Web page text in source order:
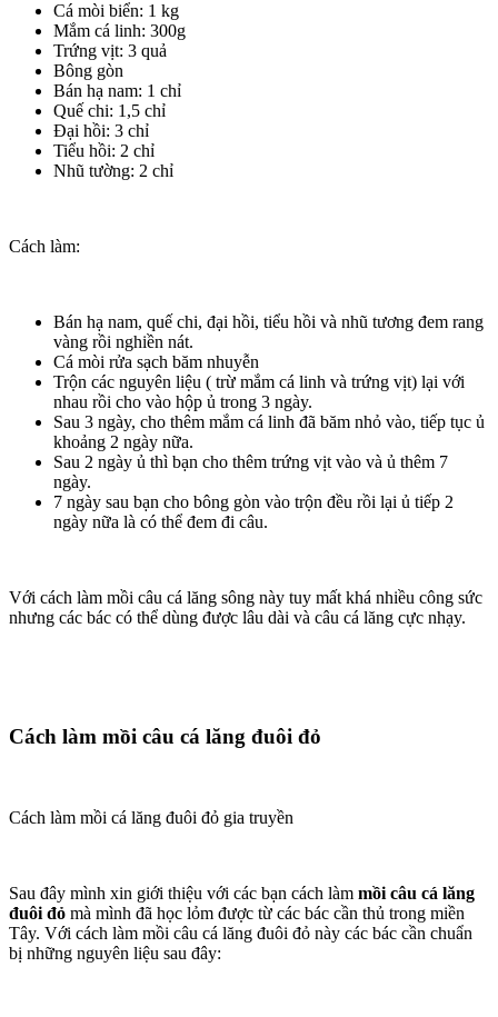
Cá mòi biển: 1 kg
Mắm cá linh: 300g
Trứng vịt: 3 quả
Bông gòn
Bán hạ nam: 1 chỉ
Quế chi: 1,5 chỉ
Đại hồi: 3 chỉ
Tiểu hồi: 2 chỉ
Nhũ tường: 2 chỉ
Cách làm:
Bán hạ nam, quế chi, đại hồi, tiểu hồi và nhũ tương đem rang
vàng rồi nghiền nát.
Cá mòi rửa sạch băm nhuyễn
Trộn các nguyên liệu ( trừ mắm cá linh và trứng vịt) lại với
nhau rồi cho vào hộp ủ trong 3 ngày.
Sau 3 ngày, cho thêm mắm cá linh đã băm nhỏ vào, tiếp tục ủ
khoảng 2 ngày nữa.
Sau 2 ngày ủ thì bạn cho thêm trứng vịt vào và ủ thêm 7
ngày.
7 ngày sau bạn cho bông gòn vào trộn đều rồi lại ủ tiếp 2
ngày nữa là có thể đem đi câu.
Với cách làm mồi câu cá lăng sông này tuy mất khá nhiều công sức
nhưng các bác có thể dùng được lâu dài và câu cá lăng cực nhạy.
Cách làm mồi câu cá lăng đuôi đỏ
Cách làm mồi cá lăng đuôi đỏ gia truyền
Sau đây mình xin giới thiệu với các bạn cách làm mồi câu cá lăng
đuôi đỏ mà mình đã học lỏm được từ các bác cần thủ trong miền
Tây. Với cách làm mồi câu cá lăng đuôi đỏ này các bác cần chuẩn
bị những nguyên liệu sau đây: